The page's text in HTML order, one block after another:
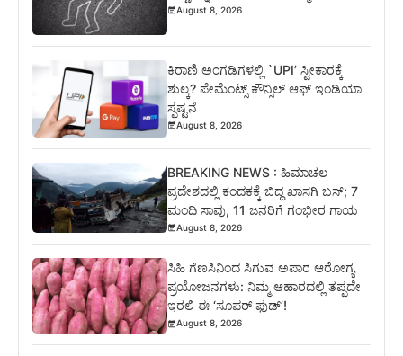
August 8, 2026
ಕಿರಾಣಿ ಅಂಗಡಿಗಳಲ್ಲಿ `UPI’ ಸ್ವೀಕಾರಕ್ಕೆ
ಶುಲ್ಕ? ಪೇಮೆಂಟ್ಸ್ ಕೌನ್ಸಿಲ್ ಆಫ್ ಇಂಡಿಯಾ
ಸ್ಪಷ್ಟನೆ
August 8, 2026
BREAKING NEWS : ಹಿಮಾಚಲ
ಪ್ರದೇಶದಲ್ಲಿ ಕಂದಕಕ್ಕೆ ಬಿದ್ದ ಖಾಸಗಿ ಬಸ್; 7
ಮಂದಿ ಸಾವು, 11 ಜನರಿಗೆ ಗಂಭೀರ ಗಾಯ
August 8, 2026
ಸಿಹಿ ಗೆಣಸಿನಿಂದ ಸಿಗುವ ಅಪಾರ ಆರೋಗ್ಯ
ಪ್ರಯೋಜನಗಳು: ನಿಮ್ಮ ಆಹಾರದಲ್ಲಿ ತಪ್ಪದೇ
ಇರಲಿ ಈ ‘ಸೂಪರ್ ಫುಡ್’!
August 8, 2026